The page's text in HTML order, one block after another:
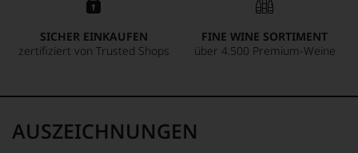
SICHER EINKAUFEN
zertifiziert von Trusted Shops
FINE WINE SORTIMENT
über 4.500 Premium-Weine
AUSZEICHNUNGEN